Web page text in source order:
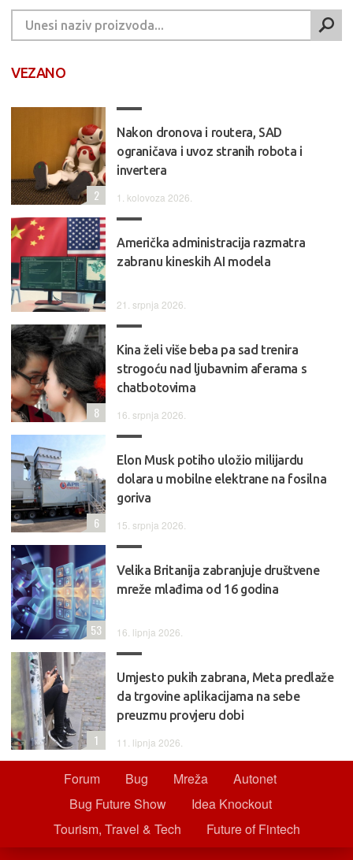
VEZANO
Nakon dronova i routera, SAD
ograničava i uvoz stranih robota i
invertera
1. kolovoza 2026.
2
Američka administracija razmatra
zabranu kineskih AI modela
21. srpnja 2026.
Kina želi više beba pa sad trenira
strogoću nad ljubavnim aferama s
chatbotovima
16. srpnja 2026.
8
Elon Musk potiho uložio milijardu
dolara u mobilne elektrane na fosilna
goriva
15. srpnja 2026.
6
Velika Britanija zabranjuje društvene
mreže mlađima od 16 godina
16. lipnja 2026.
53
Umjesto pukih zabrana, Meta predlaže
da trgovine aplikacijama na sebe
preuzmu provjeru dobi
11. lipnja 2026.
1
Forum Bug Mreža
Autonet
Bug Future Show
Idea Knockout
Tourism, Travel & Tech
Future of Fintech